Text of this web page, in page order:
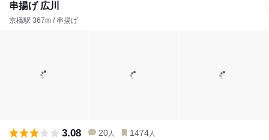
串揚げ 広川
京橋駅 367m / 串揚げ
3.08 20 人 1474 人